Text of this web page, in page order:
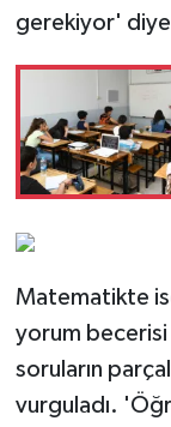
gerekiyor'
Matematikte
yorum
soruların
vurguladı.